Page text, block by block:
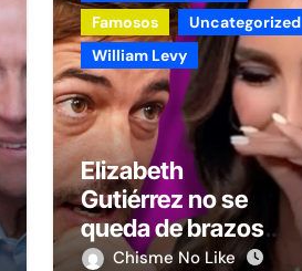
Famosos
Uncategorized
William Levy
Elizabeth
Gutiérrez no se
queda de brazos
cruzados y le
Chisme No Like